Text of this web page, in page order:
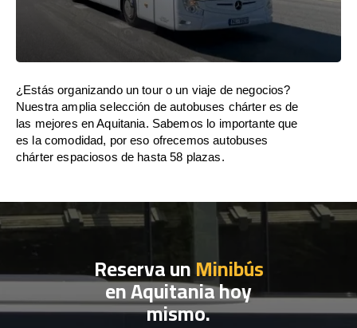
¿Estás organizando un tour o un viaje de negocios?
Nuestra amplia selección de autobuses chárter es de
las mejores en Aquitania. Sabemos lo importante que
es la comodidad, por eso ofrecemos autobuses
chárter espaciosos de hasta 58 plazas.
Reserva unMinibús
en Aquitania hoy
mismo.